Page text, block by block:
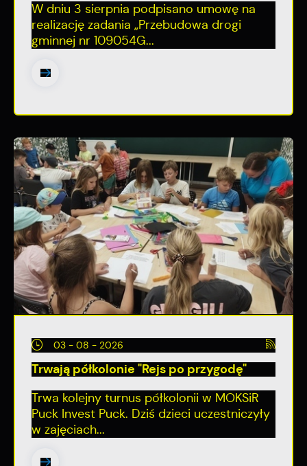
W dniu 3 sierpnia podpisano umowę na
realizację zadania „Przebudowa drogi
gminnej nr 109054G...
03 - 08 - 2026
Trwają półkolonie "Rejs po przygodę"
Trwa kolejny turnus półkolonii w MOKSiR
Puck Invest Puck. Dziś dzieci uczestniczyły
w zajęciach...